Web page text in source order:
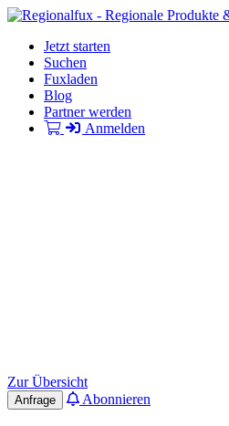
Jetzt starten
Suchen
Fuxladen
Blog
Partner werden
Anmelden
Zur Übersicht
Anfrage Abonnieren